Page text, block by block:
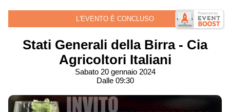
L'EVENTO È CONCLUSO
Stati Generali della Birra - Cia
Agricoltori Italiani
Sabato 20 gennaio 2024
Dalle 09:30